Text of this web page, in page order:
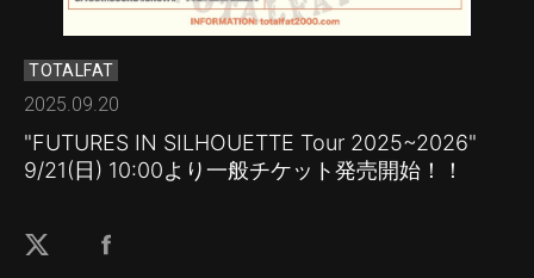
TOTALFAT
2025.09.20
"FUTURES IN SILHOUETTE Tour 2025~2026"
9/21(日) 10:00より一般チケット発売開始！！